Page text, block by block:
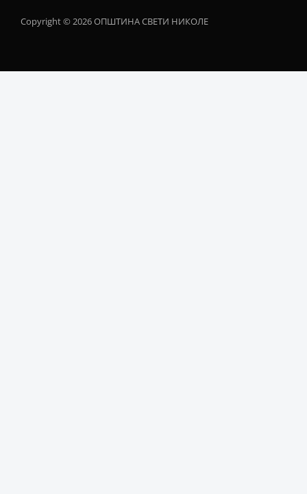
Copyright © 2026 ОПШТИНА СВЕТИ НИКОЛЕ